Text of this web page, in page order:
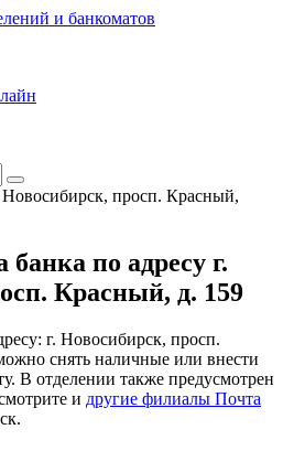
Новосибирск, просп. Красный,
по адресу г.
Красный, д. 159
г. Новосибирск, просп.
снять наличные или внести
В отделении также предусмотрен
и другие филиалы Почта